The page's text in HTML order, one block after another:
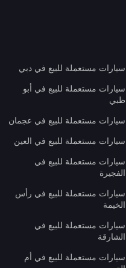
سيارات مستعملة للبيع في دبي
سيارات مستعملة للبيع في أبو
ظبي
سيارات مستعملة للبيع في عجمان
سيارات مستعملة للبيع في العين
سيارات مستعملة للبيع في
الفجيرة
سيارات مستعملة للبيع في رأس
الخيمة
سيارات مستعملة للبيع في
الشارقة
سيارات مستعملة للبيع في أم